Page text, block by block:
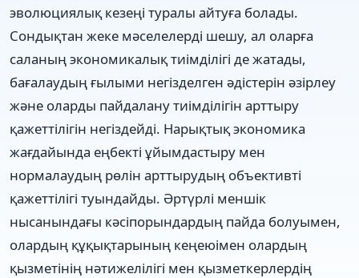
эволюциялық кезеңі туралы айтуға болады.
Сондықтан жеке мәселелерді шешу, ал оларға
саланың экономикалық тиімділігі де жатады,
бағалаудың ғылыми негізделген әдістерін әзірлеу
және оларды пайдалану тиімділігін арттыру
қажеттілігін негіздейді. Нарықтық экономика
жағдайында еңбекті ұйымдастыру мен
нормалаудың рөлін арттырудың объективті
қажеттілігі туындайды. Әртүрлі меншік
нысанындағы кәсіпорындардың пайда болуымен,
олардың құқықтарының кеңеюімен олардың
қызметінің нәтижелілігі мен қызметкерлердің